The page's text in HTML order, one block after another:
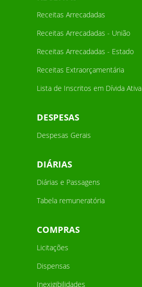
Receitas Arrecadadas
Receitas Arrecadadas - União
Receitas Arrecadadas - Estado
Receitas Extraorçamentária
Lista de Inscritos em Dívida Ativa
DESPESAS
Despesas Gerais
DIÁRIAS
Diárias e Passagens
Tabela remuneratória
COMPRAS
Licitações
Dispensas
Inexigibilidades